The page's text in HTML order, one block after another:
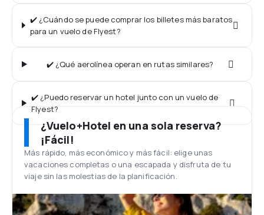
✔️ ¿Cuándo se puede comprar los billetes más baratos
para un vuelo de Flyest?
✔️ ¿Qué aerolínea operan en rutas similares?
✔️ ¿Puedo reservar un hotel junto con un vuelo de
Flyest?
¿Vuelo+Hotel en una sola reserva?
¡Fácil!
Más rápido, más económico y más fácil: elige unas
vacaciones completas o una escapada y disfruta de tu
viaje sin las molestias de la planificación.